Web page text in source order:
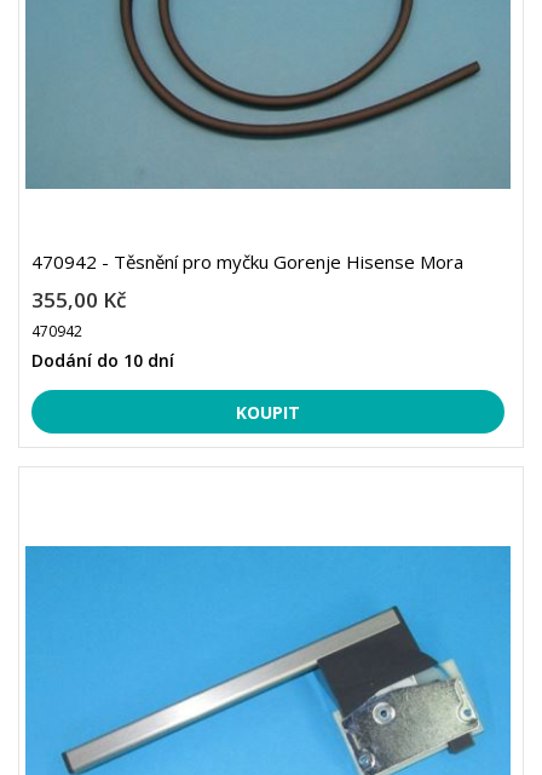
470942 - Těsnění pro myčku Gorenje Hisense Mora
355,00 Kč
470942
Dodání do 10 dní